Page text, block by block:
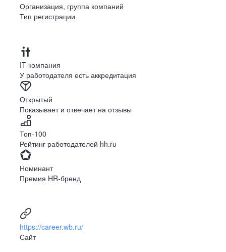
Организация, группа компаний
Тип регистрации
IT-компания
У работодателя есть аккредитация
Открытый
Показывает и отвечает на отзывы
Топ-100
Рейтинг работодателей hh.ru
Номинант
Премия HR-бренд
https://career.wb.ru/
Сайт